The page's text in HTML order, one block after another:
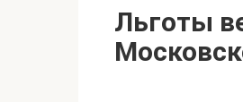
Льготы